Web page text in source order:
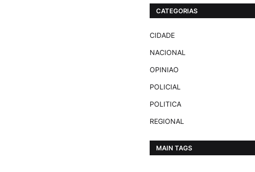
CATEGORIAS
CIDADE
NACIONAL
OPINIAO
POLICIAL
POLITICA
REGIONAL
MAIN TAGS